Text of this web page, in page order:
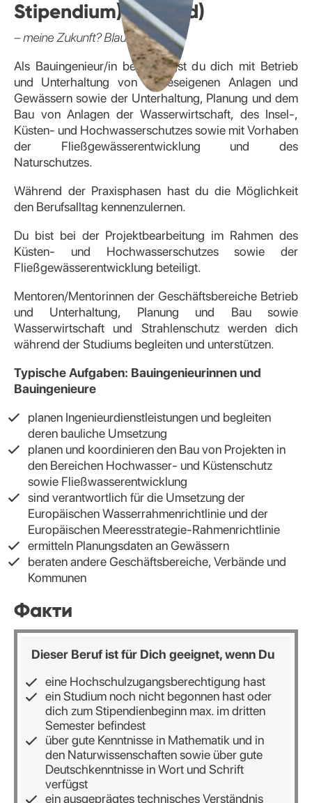
Stipendium) (m/w/d)
– meine Zukunft? Blau - Grün!
Als Bauingenieur/in beschäftigst du dich mit Betrieb
und Unterhaltung von landeseigenen Anlagen und
Gewässern sowie der Unterhaltung, Planung und dem
Bau von Anlagen der Wasserwirtschaft, des Insel-,
Küsten- und Hochwasserschutzes sowie mit Vorhaben
der Fließgewässerentwicklung und des
Naturschutzes.
Während der Praxisphasen hast du die Möglichkeit
den Berufsalltag kennenzulernen.
Du bist bei der Projektbearbeitung im Rahmen des
Küsten- und Hochwasserschutzes sowie der
Fließgewässerentwicklung beteiligt.
Mentoren/Mentorinnen der Geschäftsbereiche Betrieb
und Unterhaltung, Planung und Bau sowie
Wasserwirtschaft und Strahlenschutz werden dich
während der Studiums begleiten und unterstützen.
Typische Aufgaben: Bauingenieurinnen und
Bauingenieure
planen Ingenieurdienstleistungen und begleiten
deren bauliche Umsetzung
planen und koordinieren den Bau von Projekten in
den Bereichen Hochwasser- und Küstenschutz
sowie Fließwasserentwicklung
sind verantwortlich für die Umsetzung der
Europäischen Wasserrahmenrichtlinie und der
Europäischen Meeresstrategie-Rahmenrichtlinie
ermitteln Planungsdaten an Gewässern
beraten andere Geschäftsbereiche, Verbände und
Kommunen
Факти
Dieser Beruf ist für Dich geeignet, wenn Du
eine Hochschulzugangsberechtigung hast
ein Studium noch nicht begonnen hast oder
dich zum Stipendienbeginn max. im dritten
Semester befindest
über gute Kenntnisse in Mathematik und in
den Naturwissenschaften sowie über gute
Deutschkenntnisse in Wort und Schrift
verfügst
ein ausgeprägtes technisches Verständnis